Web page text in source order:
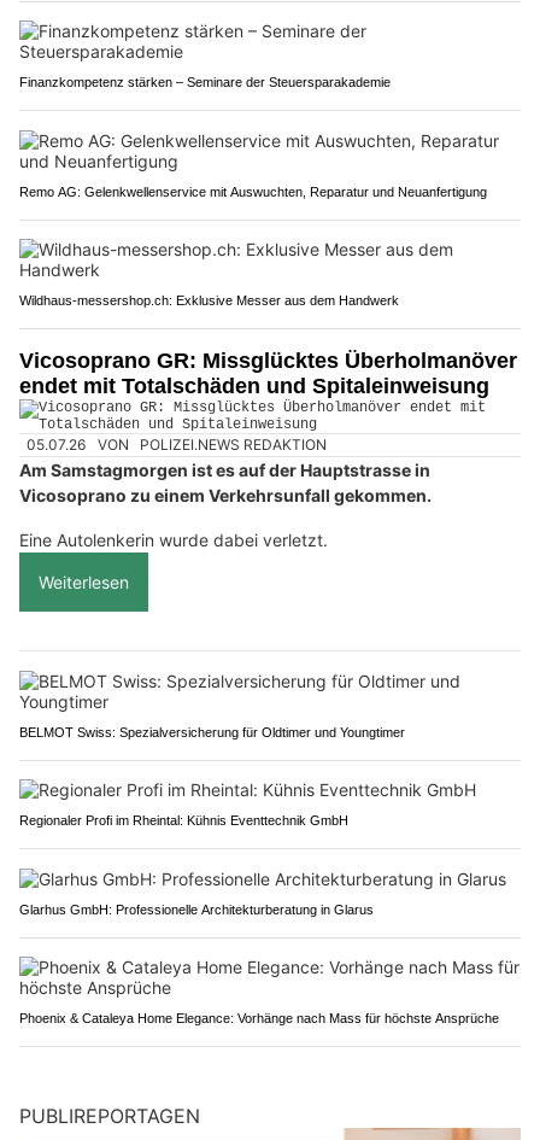
Finanzkompetenz stärken – Seminare der Steuersparakademie
Remo AG: Gelenkwellenservice mit Auswuchten, Reparatur und Neuanfertigung
Wildhaus-messershop.ch: Exklusive Messer aus dem Handwerk
Vicosoprano GR: Missglücktes Überholmanöver
endet mit Totalschäden und Spitaleinweisung
05.07.26 VON POLIZEI.NEWS REDAKTION
Am Samstagmorgen ist es auf der Hauptstrasse in
Vicosoprano zu einem Verkehrsunfall gekommen.
Eine Autolenkerin wurde dabei verletzt.
Weiterlesen
BELMOT Swiss: Spezialversicherung für Oldtimer und Youngtimer
Regionaler Profi im Rheintal: Kühnis Eventtechnik GmbH
Glarhus GmbH: Professionelle Architekturberatung in Glarus
Phoenix & Cataleya Home Elegance: Vorhänge nach Mass für höchste Ansprüche
PUBLIREPORTAGEN